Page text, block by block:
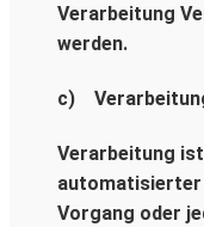
Verarbeitung
werden.
c)
Verarbeitung
Vorgang oder